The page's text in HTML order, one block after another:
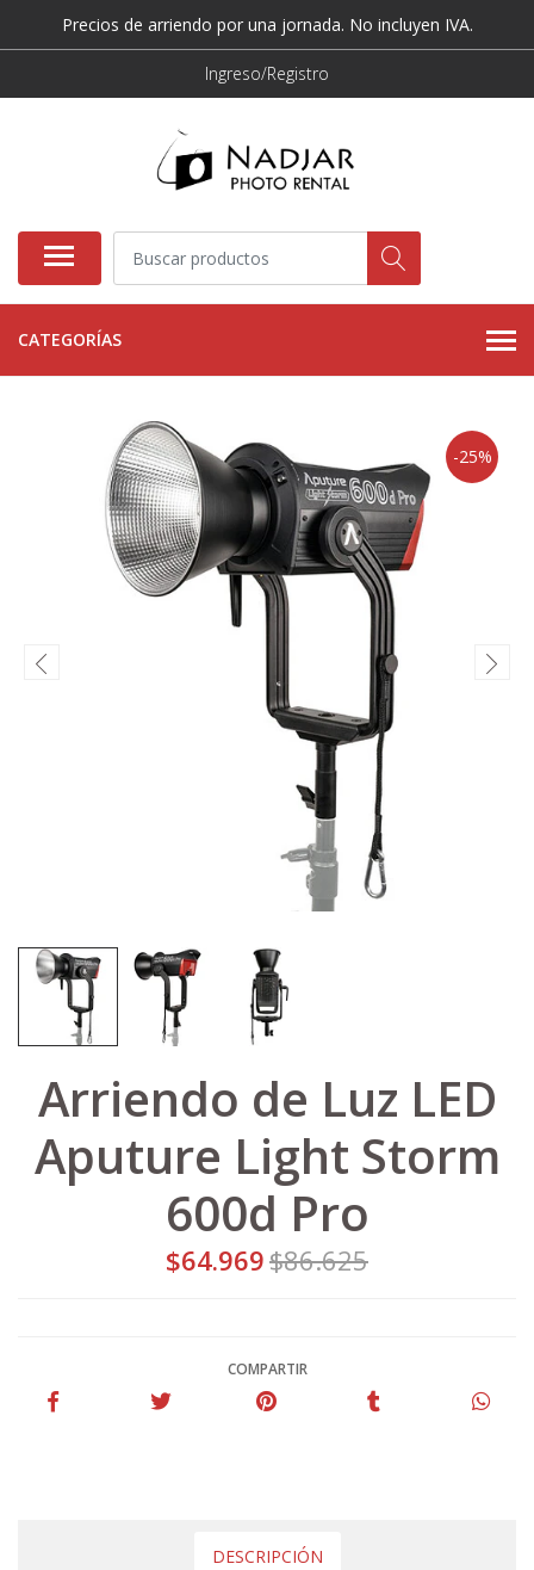
Precios de arriendo por una jornada. No incluyen IVA.
Ingreso/Registro
CATEGORÍAS
-25%
Arriendo de Luz LED
Aputure Light Storm
600d Pro
$64.969$86.625
COMPARTIR
DESCRIPCIÓN